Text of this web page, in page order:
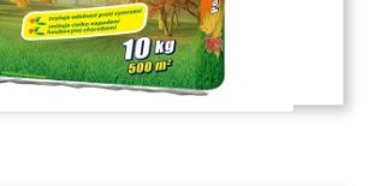
KOUPIT